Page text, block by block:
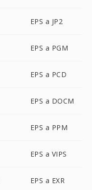
EPS a JP2
EPS a PGM
EPS a PCD
EPS a DOCM
EPS a PPM
EPS a VIPS
EPS a EXR